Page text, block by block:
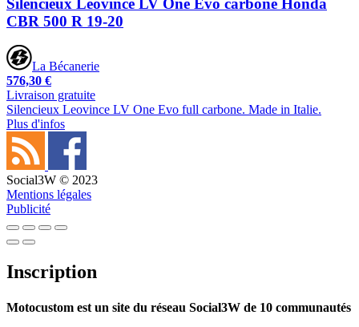
CBR 500 R 19-20
La Bécanerie
576,30 €
Livraison gratuite
Silencieux Leovince LV One Evo full carbone. Made in Italie.
Plus d'infos
Social3W © 2023
Mentions légales
Publicité
Inscription
Motocustom est un site du réseau Social3W de 10 communautés